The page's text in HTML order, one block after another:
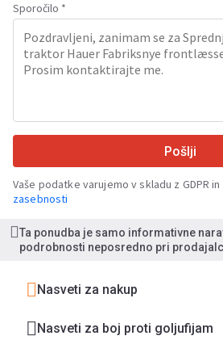
Sporočilo *
Pošlji
Vaše podatke varujemo v skladu z GDPR in
zasebnosti
Ta ponudba je samo informativne
podrobnosti neposredno pri
Nasveti za nakup
Nasveti za boj proti goljufijam